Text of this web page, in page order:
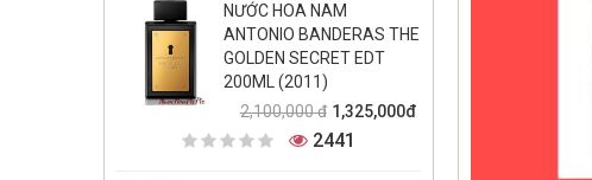
NƯỚC HOA NAM
ANTONIO BANDERAS THE
GOLDEN SECRET EDT
200ML (2011)
2,100,000 đ 1,325,000đ
2441